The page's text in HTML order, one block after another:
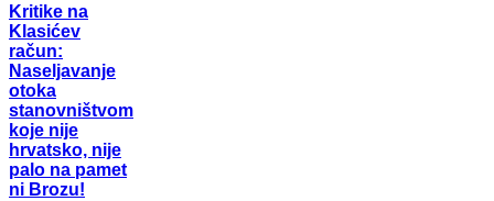
Kritike na
Klasićev
račun:
Naseljavanje
otoka
stanovništvom
koje nije
hrvatsko, nije
palo na pamet
ni Brozu!